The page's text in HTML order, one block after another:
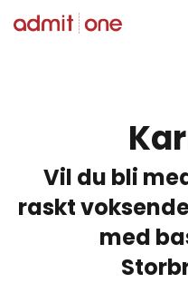
Vil du bli
raskt
med